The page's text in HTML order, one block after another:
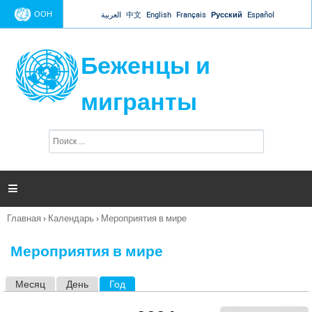
Jump to navigation
ООН العربية 中文 English Français Русский Español
Беженцы и
мигранты
п
и

Вы
Главная › Календарь › Мероприятия в мире
Мероприятия в мире
Месяц День Год